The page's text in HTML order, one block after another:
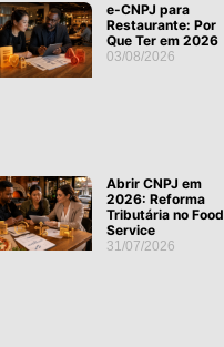
e-CNPJ para
Restaurante: Por
Que Ter em 2026
03/08/2026
Abrir CNPJ em
2026: Reforma
Tributária no Food
Service
31/07/2026